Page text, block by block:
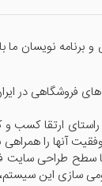
نویسان ما
فروشگاهی در
ارتقا کسب و
آنها را همراهی
سطح طراحی سایت
سازی این